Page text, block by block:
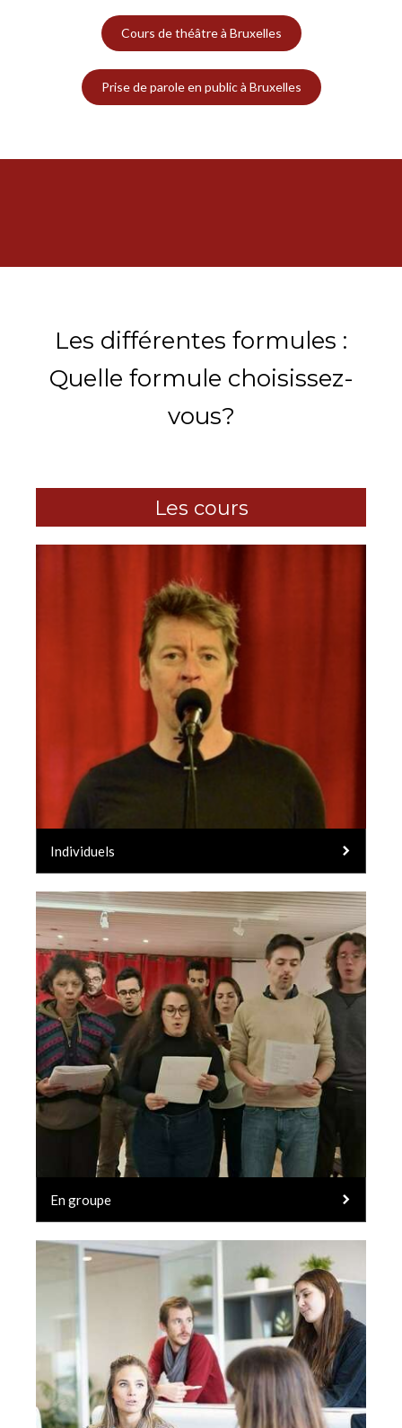
Cours de théâtre à Bruxelles
Prise de parole en public à Bruxelles
Les différentes formules :
Quelle formule choisissez-
vous?
Les cours
Individuels
En groupe